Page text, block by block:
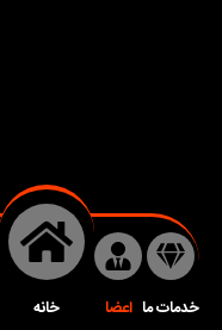
خدمات ما اعضا خانه